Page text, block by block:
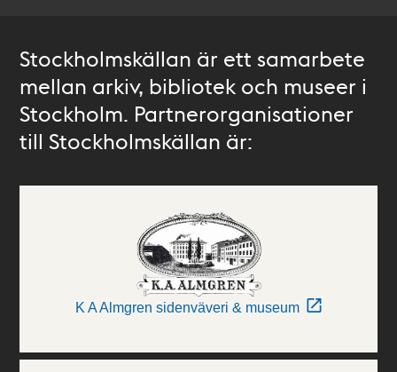
Stockholmskällan är ett samarbete
mellan arkiv, bibliotek och museer i
Stockholm. Partnerorganisationer
till Stockholmskällan är:
K A Almgren sidenväveri & museum